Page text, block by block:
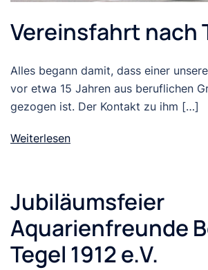
Vereinsfahrt nach
Alles begann damit, dass einer
vor etwa 15 Jahren aus beruflichen
gezogen ist. Der Kontakt zu ihm […]
Weiterlesen
Jubiläumsfeier
Aquarienfreunde
Tegel 1912 e.V.